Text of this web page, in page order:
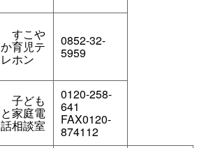
すこや
か育児テ
レホン
0852-32-
5959
子ども
と家庭電
話相談室
0120-258-
641
FAX0120-
874112